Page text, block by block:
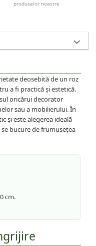
produselor noastre
deosebită de un roz
a fi practică și estetică.
oricărui decorator
sau a mobilierului. În
și este alegerea ideală
bucure de frumusețea
cm.